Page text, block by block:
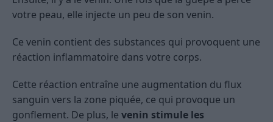
votre peau, elle injecte un peu de son venin.
Ce venin contient des substances qui provoquent une
réaction inflammatoire dans votre corps.
Cette réaction entraîne une augmentation du flux
sanguin vers la zone piquée, ce qui provoque un
gonflement. De plus, le venin stimule les